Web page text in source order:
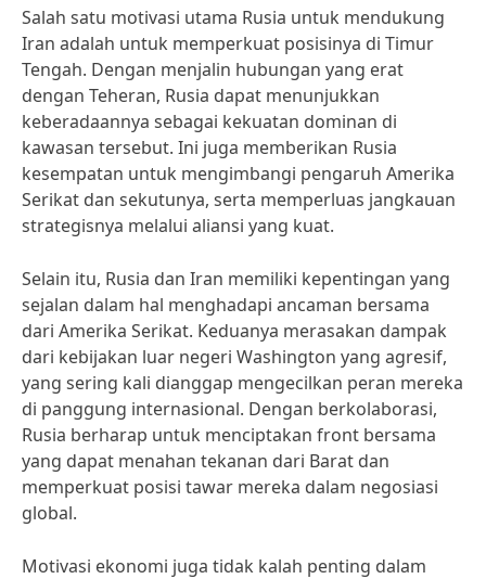
Salah satu motivasi utama Rusia untuk mendukung
Iran adalah untuk memperkuat posisinya di Timur
Tengah. Dengan menjalin hubungan yang erat
dengan Teheran, Rusia dapat menunjukkan
keberadaannya sebagai kekuatan dominan di
kawasan tersebut. Ini juga memberikan Rusia
kesempatan untuk mengimbangi pengaruh Amerika
Serikat dan sekutunya, serta memperluas jangkauan
strategisnya melalui aliansi yang kuat.
Selain itu, Rusia dan Iran memiliki kepentingan yang
sejalan dalam hal menghadapi ancaman bersama
dari Amerika Serikat. Keduanya merasakan dampak
dari kebijakan luar negeri Washington yang agresif,
yang sering kali dianggap mengecilkan peran mereka
di panggung internasional. Dengan berkolaborasi,
Rusia berharap untuk menciptakan front bersama
yang dapat menahan tekanan dari Barat dan
memperkuat posisi tawar mereka dalam negosiasi
global.
Motivasi ekonomi juga tidak kalah penting dalam